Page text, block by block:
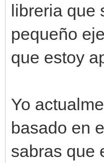
libreria que
pequeño
que estoy
Yo
basado en
sabras que